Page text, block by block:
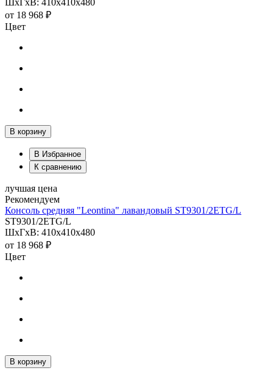
ШхГхВ: 410х410х480
от 18 968 ₽
Цвет
В корзину
В Избранное
К сравнению
лучшая цена
Рекомендуем
Консоль средняя "Leontina" лавандовый ST9301/2ETG/L
ST9301/2ETG/L
ШхГхВ: 410х410х480
от 18 968 ₽
Цвет
В корзину